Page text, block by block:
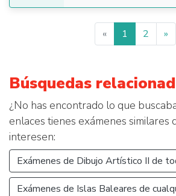
« 1 2 »
Búsquedas
¿No has encontrado lo que
enlaces tienes exámenes similares
interesen:
Exámenes de Dibujo Artístico II de
Exámenes de Islas Baleares de